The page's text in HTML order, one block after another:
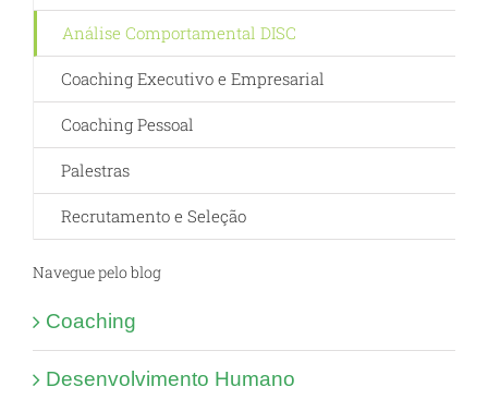
Análise Comportamental DISC
Coaching Executivo e Empresarial
Coaching Pessoal
Palestras
Recrutamento e Seleção
Navegue pelo blog
Coaching
Desenvolvimento Humano